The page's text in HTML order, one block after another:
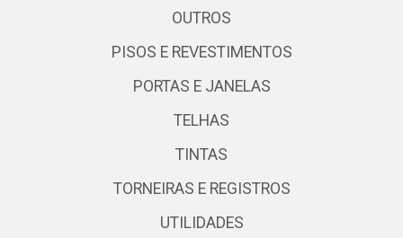
OUTROS
PISOS E REVESTIMENTOS
PORTAS E JANELAS
TELHAS
TINTAS
TORNEIRAS E REGISTROS
UTILIDADES